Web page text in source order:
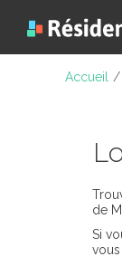
Accueil /
de
Si